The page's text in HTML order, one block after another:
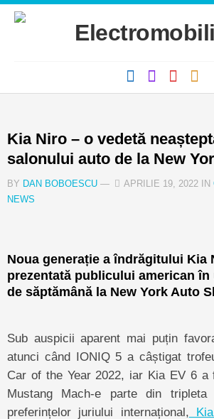
Skip
Kia Niro – o vedetă
salonului auto de la New
BY DAN BOBOESCU — APRILIE 19, 2022 IN
NEWS
Noua generație a îndrăgitului Kia
prezentată publicului american
de săptămână la New York Auto
Sub auspicii aparent mai puțin
atunci când IONIQ 5 a câștigat
Car of the Year 2022, iar Kia EV 6 a
Mustang Mach-e parte din
preferințelor juriului internațional,